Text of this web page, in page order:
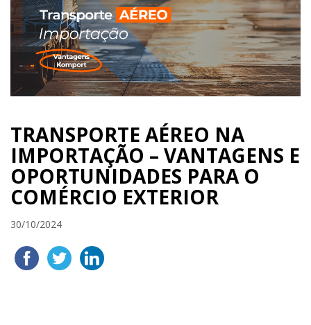
TRANSPORTE AÉREO NA
IMPORTAÇÃO – VANTAGENS E
OPORTUNIDADES PARA O
COMÉRCIO EXTERIOR
30/10/2024